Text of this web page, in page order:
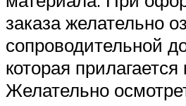
заказа желательно
сопроводительной
которая прилагается
Желательно